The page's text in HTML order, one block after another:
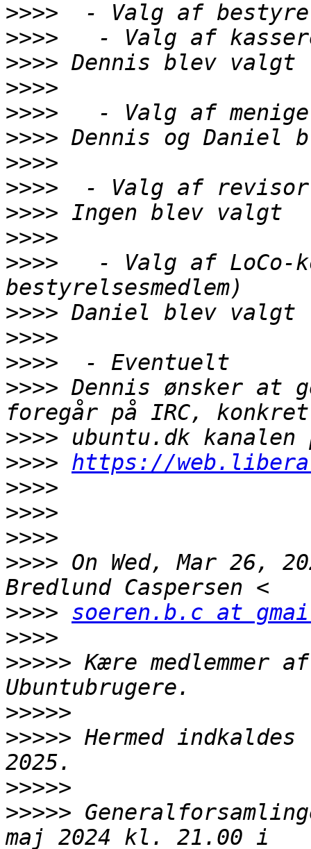
>>>>
>>>>
>>>>
>>>>
>>>>
>>>>
>>>>
>>>>
>>>>
>>>>
>>>>
- Valg af LoCo-
>>>>
>>>>
>>>>
>>>> Dennis ønsker at
>>>>
>>>> https://
>>>>
>>>>
>>>>
>>>> On Wed, Mar 26,
>>>> soeren.b.c at
>>>>
>>>>> Kære medlemmer
>>>>>
>>>>> Hermed
>>>>>
>>>>>